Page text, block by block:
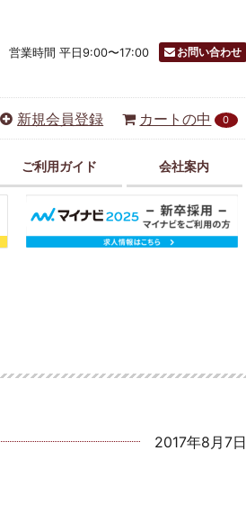
営業時間 平日9:00〜17:00 お問い合わせ
新規会員登録 カートの中 0
ご利用ガイド 会社案内
2017年8月7日